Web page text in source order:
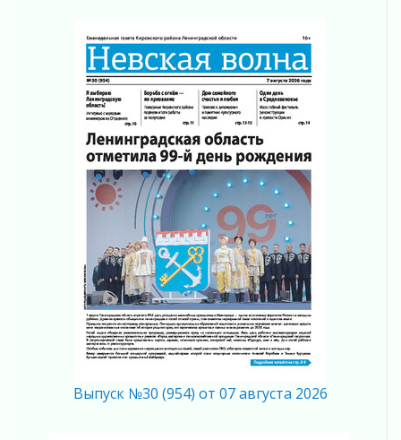
«Результат командный, заслуга каждого
ведомства и муниципалитета»
05 августа 2026
Вдохновлять, просвещать и объединять!
05 августа 2026
Не оставят в беде
05 августа 2026
На лидирующих позициях
04 августа 2026
Итоги конкурса «Лучший работник
Кадрового центра – 2026» подведены!
04 августа 2026
Ставка на дисциплину на перекрестках
04 августа 2026
В Ленобласти растет потребление
мобильного трафика
04 августа 2026
Полумрак бьёт по карману
04 августа 2026
Выпуск №30 (954) от 07 августа 2026